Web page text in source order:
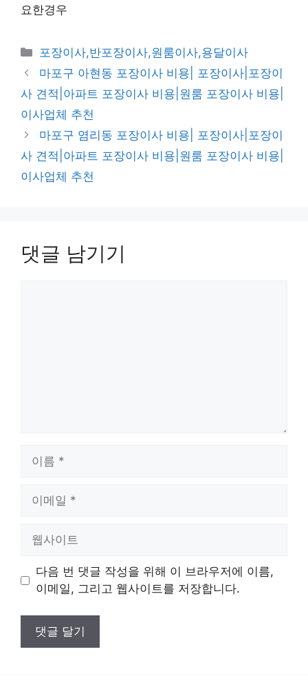
요한경우
카
테
리
포장이사,반포장이사,원룸이사,용달이사
마포구 아현동 포장이사 비용| 포장이사|포장이
사 견적|아파트 포장이사 비용|원룸 포장이사 비용|
이사업체 추천
마포구 염리동 포장이사 비용| 포장이사|포장이
사 견적|아파트 포장이사 비용|원룸 포장이사 비용|
이사업체 추천
댓글 남기기
트
다음 번 댓글 작성을 위해 이 브라우저에 이름,
이메일, 그리고 웹사이트를 저장합니다.